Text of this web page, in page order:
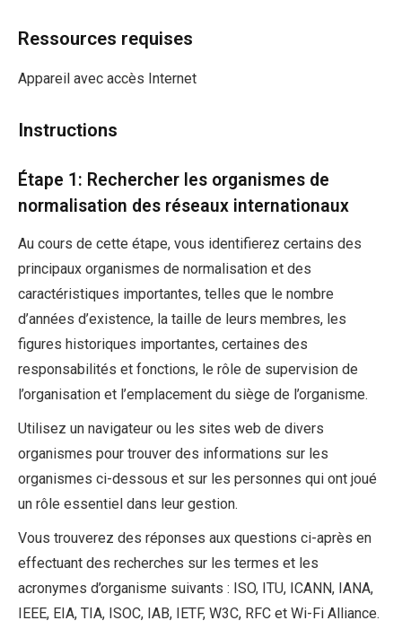
Ressources requises
Appareil avec accès Internet
Instructions
Étape 1: Rechercher les organismes de
normalisation des réseaux internationaux
Au cours de cette étape, vous identifierez certains des
principaux organismes de normalisation et des
caractéristiques importantes, telles que le nombre
d’années d’existence, la taille de leurs membres, les
figures historiques importantes, certaines des
responsabilités et fonctions, le rôle de supervision de
l’organisation et l’emplacement du siège de l’organisme.
Utilisez un navigateur ou les sites web de divers
organismes pour trouver des informations sur les
organismes ci-dessous et sur les personnes qui ont joué
un rôle essentiel dans leur gestion.
Vous trouverez des réponses aux questions ci-après en
effectuant des recherches sur les termes et les
acronymes d’organisme suivants : ISO, ITU, ICANN, IANA,
IEEE, EIA, TIA, ISOC, IAB, IETF, W3C, RFC et Wi-Fi Alliance.